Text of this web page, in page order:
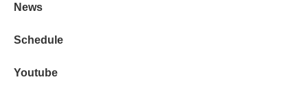
News
Schedule
Youtube